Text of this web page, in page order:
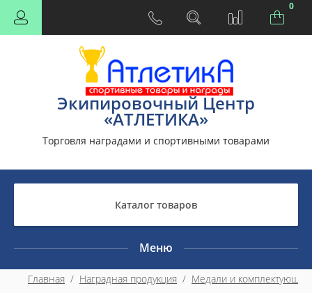
0
Экипировочный Центр
«АТЛЕТИКА»
Торговля наградами и спортивными товарами
Каталог товаров
Меню
Главная
  /
Наградная продукция
  /
Медали и комплектующие